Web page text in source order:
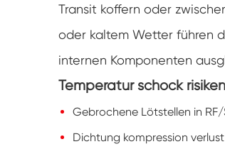
Transit koffern oder
oder kaltem Wetter führen
internen Komponenten
Temperatur schock risiken
Gebrochene Lötstellen in
Dichtung kompression